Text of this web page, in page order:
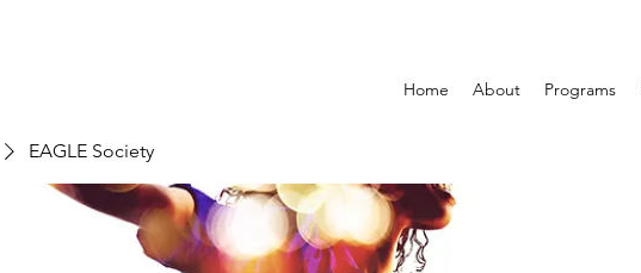
Home About Programs
EAGLE Society